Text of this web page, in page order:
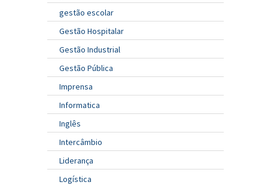
gestão escolar
Gestão Hospitalar
Gestão Industrial
Gestão Pública
Imprensa
Informatica
Inglês
Intercâmbio
Liderança
Logística